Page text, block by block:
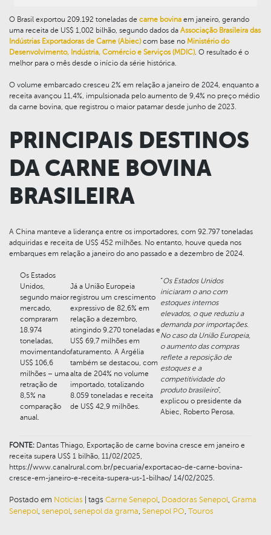
O Brasil exportou 209.192 toneladas de carne bovina em janeiro, gerando
uma receita de US$ 1,002 bilhão, segundo dados da Associação Brasileira das
Indústrias Exportadoras de Carne (Abiec)com base no Ministério do
Desenvolvimento, Indústria, Comércio e Serviços (MDIC). O resultado é o
melhor para o mês desde o início da série histórica.
O volume embarcado cresceu 2% em relação a janeiro de 2024, enquanto a
receita avançou 11,4%, impulsionada pelo aumento de 9,4% no preço médio
da carne bovina, que registrou o maior patamar desde junho de 2023.
PRINCIPAIS DESTINOS
DA CARNE BOVINA
BRASILEIRA
A China manteve a liderança entre os importadores, com 92.797 toneladas
adquiridas e receita de US$ 452 milhões. No entanto, houve queda nos
embarques em relação a janeiro do ano passado e a dezembro de 2024.
Os Estados
Unidos,
segundo maior
mercado,
compraram
18.974
toneladas,
movimentando
US$ 106,6
milhões – uma
retração de
8,5% na
comparação
anual.
Já a União Europeia
registrou um crescimento
expressivo de 82,6% em
relação a dezembro,
atingindo 9.270 toneladas e
US$ 69,7 milhões em
faturamento. A Argélia
também se destacou, com
alta de 204% no volume
importado, totalizando
8.059 toneladas e receita
de US$ 42,9 milhões.
“Os Estados Unidos
iniciaram o ano com
estoques internos
elevados, o que reduziu a
demanda por importações.
No caso da União Europeia,
o aumento das compras
reflete a reposição de
estoques e a
competitividade do
produto brasileiro”,
explicou o presidente da
Abiec, Roberto Perosa.
FONTE: Dantas Thiago, Exportação de carne bovina cresce em janeiro e
receita supera US$ 1 bilhão, 11/02/2025,
https://www.canalrural.com.br/pecuaria/exportacao-de-carne-bovina-
cresce-em-janeiro-e-receita-supera-us-1-bilhao/ 14/02/2025.
Postado em Notícias tags Carne Senepol, Doadoras Senepol, Grama
Senepol, senepol, senepol da grama, Senepol PO, Touros